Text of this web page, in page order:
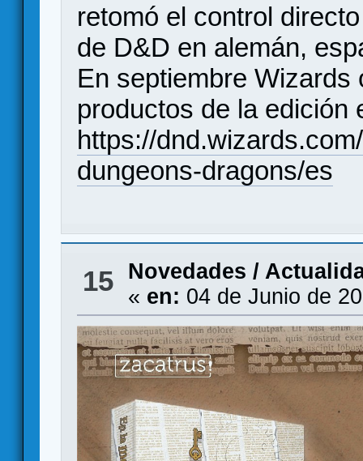
retomó el control
de D&D en alemán,
En septiembre
productos de la edición
https://
dungeons-dragons/es
15
Novedades /
« en: 04 de Junio de